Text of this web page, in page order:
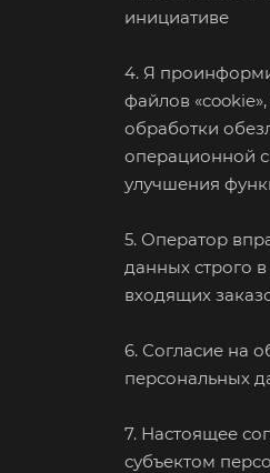
инициативе
4. Я
файлов
обработки
операционной
улучшения
5. Оператор
данных строго
входящих
6. Согласие на
персональных
7. Настоящее
субъектом